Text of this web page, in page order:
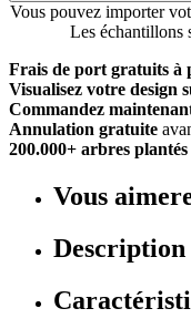
Vous pouvez importer
Les échantillons
Frais de port gratuits à
Visualisez votre design
Commandez
Annulation gratuite
200.000+ arbres plantés
Vous
Description